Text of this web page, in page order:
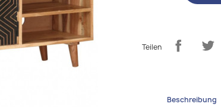
Teilen
Beschreibung